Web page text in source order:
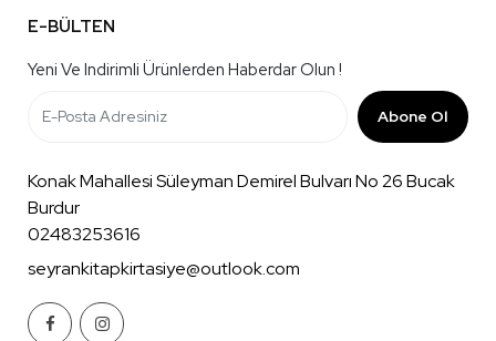
E-BÜLTEN
Yeni Ve Indirimli Ürünlerden Haberdar Olun !
Abone Ol
Konak Mahallesi Süleyman Demirel Bulvarı No 26 Bucak
Burdur
02483253616
seyrankitapkirtasiye@outlook.com